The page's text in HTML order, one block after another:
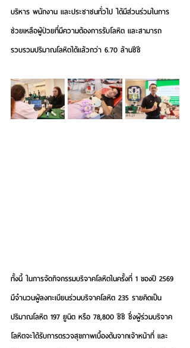
บริหาร พนักงาน และประชาชนทั่วไป ได้มีส่วนร่วมในการ
ช่วยเหลือผู้ป่วยที่มีความต้องการรับโลหิต และสามารถ
รวบรวมปริมาณโลหิตได้แล้วกว่า 6.70 ล้านซีซี
ทั้งนี้ ในการจัดกิจกรรมบริจาคโลหิตในครั้งที่ 1 ของปี 2569
มีจำนวนผู้ลงทะเบียนร่วมบริจาคโลหิต 235 รายคิดเป็น
ปริมาณโลหิต 197 ยูนิต หรือ 78,800 ซีซี ซึ่งผู้ร่วมบริจาค
โลหิตจะได้รับการตรวจสุขภาพเบื้องต้นจากเจ้าหน้าที่ และ